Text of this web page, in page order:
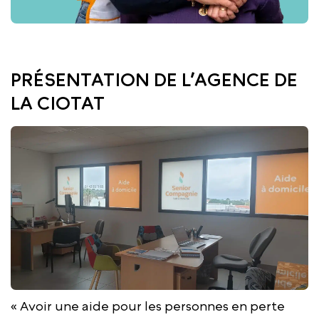
PRÉSENTATION DE L’AGENCE DE
LA CIOTAT
« Avoir une aide pour les personnes en perte